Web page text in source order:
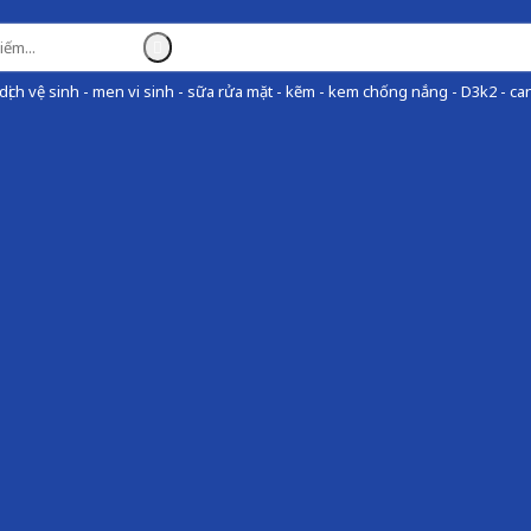
vệ sinh - men vi sinh - sữa rửa mặt - kẽm - kem chống nắng - D3k2 -